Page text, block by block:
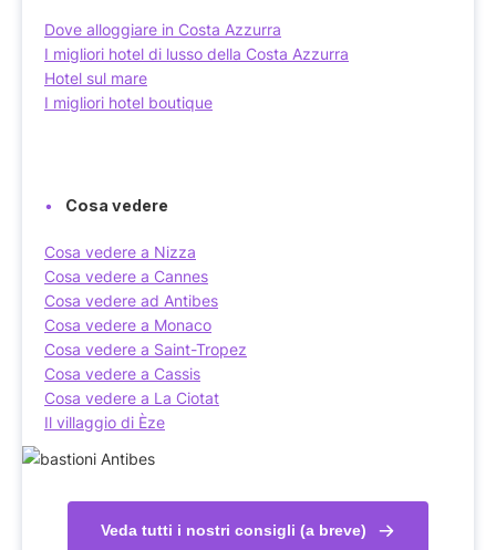
Dove alloggiare in Costa Azzurra
I migliori hotel di lusso della Costa Azzurra
Hotel sul mare
I migliori hotel boutique
Cosa vedere
Cosa vedere a Nizza
Cosa vedere a Cannes
Cosa vedere ad Antibes
Cosa vedere a Monaco
Cosa vedere a Saint-Tropez
Cosa vedere a Cassis
Cosa vedere a La Ciotat
Il villaggio di Èze
Veda tutti i nostri consigli (a breve)